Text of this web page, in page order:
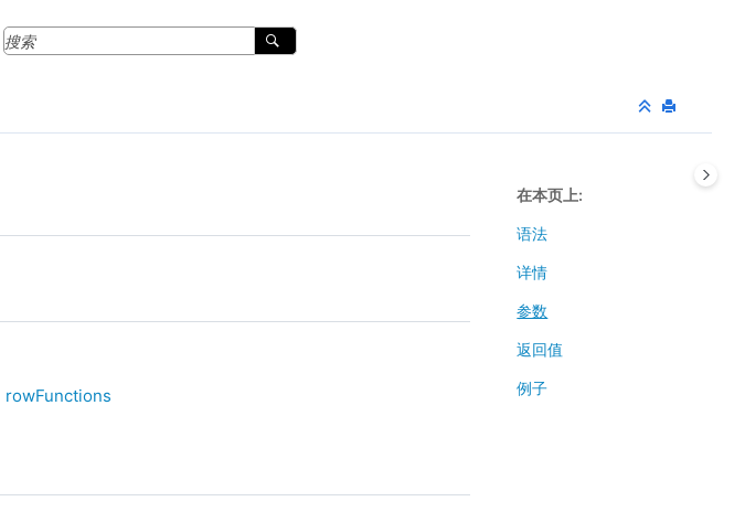
rowFunctions
在本页上
语法
详情
参数
返回值
例子